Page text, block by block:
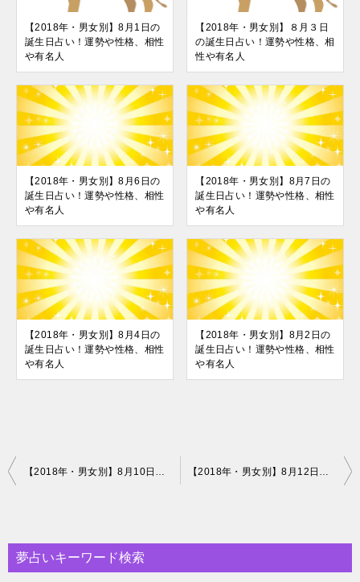
【2018年・男女別】8月1日の
誕生日占い！運勢や性格、相性
や有名人
【2018年・男女別】８月３日
の誕生日占い！運勢や性格、相
性や有名人
【2018年・男女別】8月6日の
誕生日占い！運勢や性格、相性
や有名人
【2018年・男女別】8月7日の
誕生日占い！運勢や性格、相性
や有名人
【2018年・男女別】8月4日の
誕生日占い！運勢や性格、相性
や有名人
【2018年・男女別】8月2日の
誕生日占い！運勢や性格、相性
や有名人
投
ビ
ゲ
【2018年・男女別】8月10日の誕生日占い！運勢や性格、相性や有名人 【2018年・男女別】8月12日の誕生日占い！運勢や性格、相性や有名人
夢占いキーワード検索